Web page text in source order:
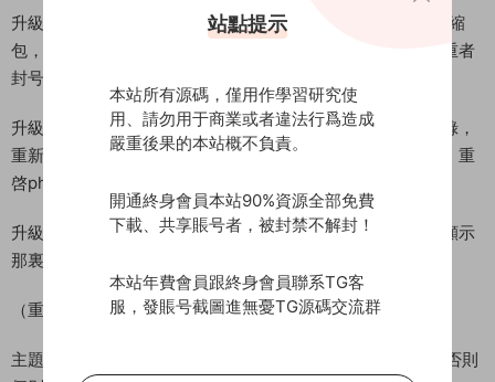
升級注意事項：上傳完畢主題後，請及時删除自己上傳zip壓縮
包，防止被壞人惡意掃描下載，如因自己大意洩露主題包嚴重者
封号處理！
升級注意事項：如果上傳新版本後顯示錯誤，請删除主題目錄，
重新上傳解壓，解壓文件夾權限是否都和其他目錄保持一緻，重
啓php即可！
升級注意事項：自己美化，修改過的，不要問爲什麽這裏不顯示
那裏不顯示，請勿打擾，作者不涉及任何美化修改！
（重要）僞靜态設置：
主題啓用後，請設置WordPress的固定鏈接和僞靜态規則，否則
站點提示
本站所有源碼，僅用作學習研究使
用、請勿用于商業或者違法行爲造成
嚴重後果的本站概不負責。
開通終身會員本站90%資源全部免費
下載、共享賬号者，被封禁不解封！
本站年費會員跟終身會員聯系TG客
服，發賬号截圖進無憂TG源碼交流群